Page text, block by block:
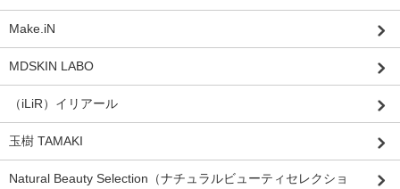
Make.iN
MDSKIN LABO
（iLiR）イリアール
玉樹 TAMAKI
Natural Beauty Selection（ナチュラルビューティセレクショ